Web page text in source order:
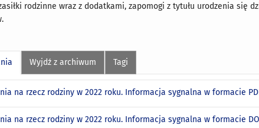
rodzinne wraz z dodatkami, zapomogi z tytułu urodzenia się
Wyjdź z archiwum Tagi
na rzecz rodziny w 2022 roku. Informacja sygnalna w formacie
na rzecz rodziny w 2022 roku. Informacja sygnalna w formacie